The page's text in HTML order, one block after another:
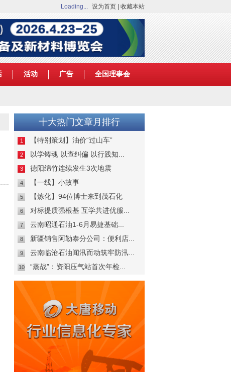
Loading... 设为首页 收藏本站
活动 广告 全国理事会
十大热门文章月排行
1 【特别策划】油价“过山车”
2 以学铸魂 以查纠偏 以行践知...
3 德阳绵竹连续发生3次地震
4 【一线】小故事
5 【炼化】94位博士来到茂石化
6 对标提质强根基 互学共进优服...
7 云南昭通石油1-6月易捷基础...
8 新疆销售阿勒泰分公司：便利店...
9 云南临沧石油闻汛而动筑牢防汛...
10 “蒸战”：资阳压气站首次年检...